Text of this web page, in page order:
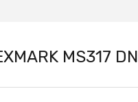
MS317 DN